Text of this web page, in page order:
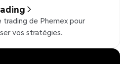
de Phemex pour
vos stratégies.